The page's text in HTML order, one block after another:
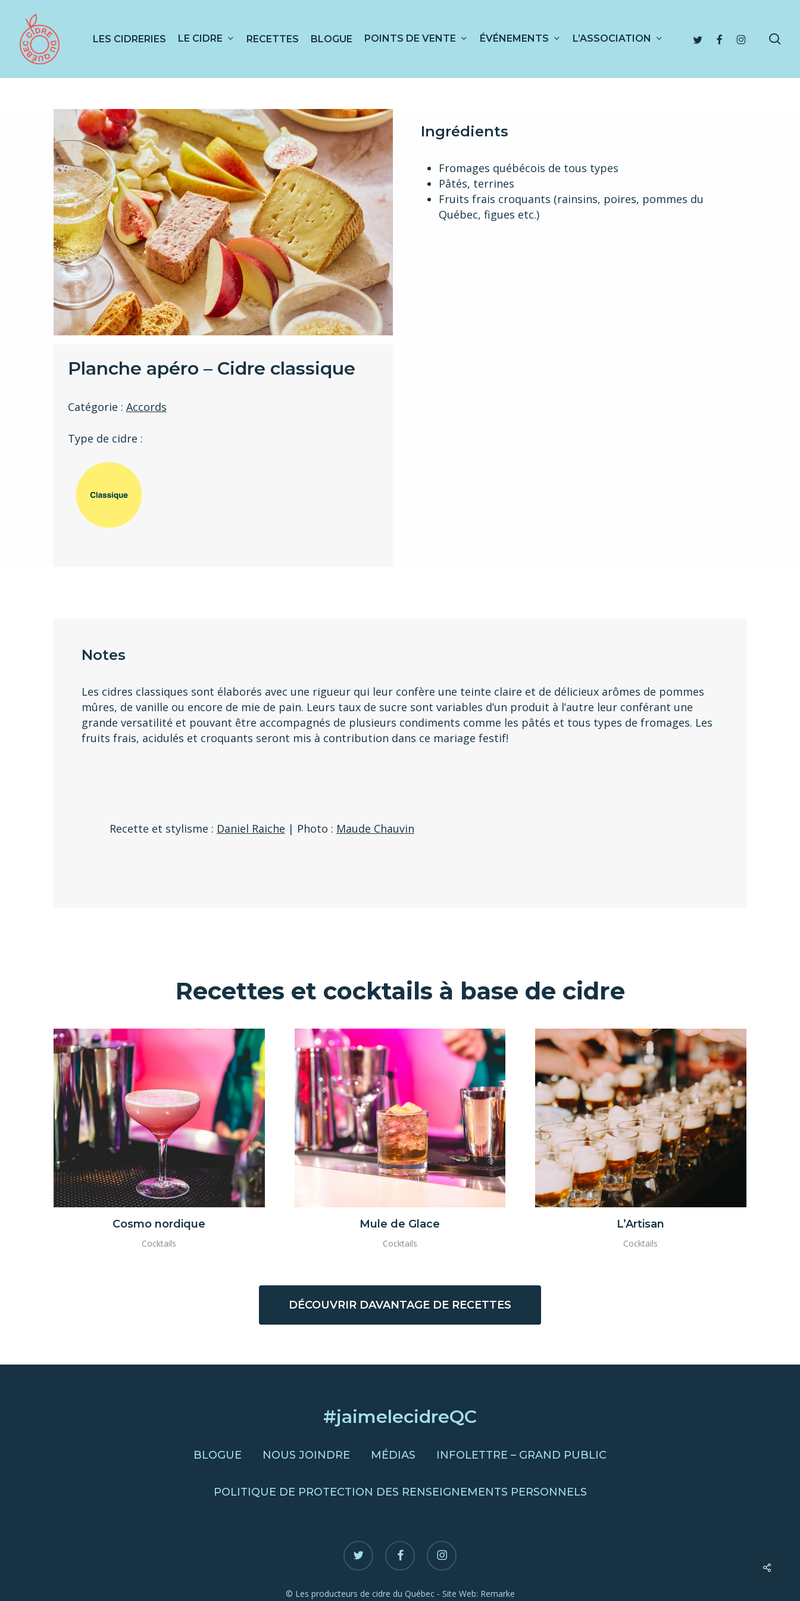
main
content
LES CIDRERIES LE CIDRE RECETTES BLOGUE POINTS DE VENTE ÉVÉNEMENTS L’ASSOCIATION TWITTERFACEBOOKINSTAGRAM
Planche apéro – Cidre classique
Catégorie : Accords
Type de cidre :
Ingrédients
Fromages québécois de tous types
Pâtés, terrines
Fruits frais croquants (rainsins, poires, pommes du
Québec, figues etc.)
Notes
Les cidres classiques sont élaborés avec une rigueur qui leur confère une teinte claire et de délicieux arômes de pommes
mûres, de vanille ou encore de mie de pain. Leurs taux de sucre sont variables d’un produit à l’autre leur conférant une
grande versatilité et pouvant être accompagnés de plusieurs condiments comme les pâtés et tous types de fromages. Les
fruits frais, acidulés et croquants seront mis à contribution dans ce mariage festif!
Recette et stylisme : Daniel Raiche | Photo : Maude Chauvin
Recettes et cocktails à base de cidre
Cosmo nordique
Cocktails
Mule de Glace
Cocktails
L’Artisan
Cocktails
DÉCOUVRIR DAVANTAGE DE RECETTES
Share
#jaimelecidreQC
BLOGUE NOUS JOINDRE MÉDIAS INFOLETTRE – GRAND PUBLIC
POLITIQUE DE PROTECTION DES RENSEIGNEMENTS PERSONNELS
twitter facebook instagram
© Les producteurs de cidre du Québec - Site Web: Remarke